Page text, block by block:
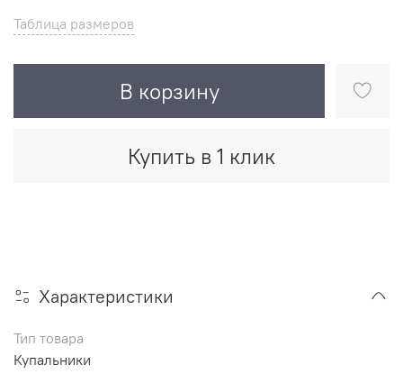
Таблица размеров
В корзину
Купить в 1 клик
Характеристики
Тип товара
Купальники